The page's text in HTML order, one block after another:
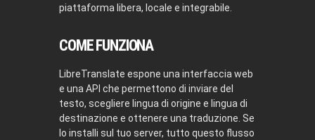
piattaforma libera, locale e integrabile.
COME FUNZIONA
LibreTranslate espone una interfaccia web
e una API che permettono di inviare del
testo, scegliere lingua di origine e lingua di
destinazione e ottenere una traduzione. Se
lo installi sul tuo server, tutto questo flusso